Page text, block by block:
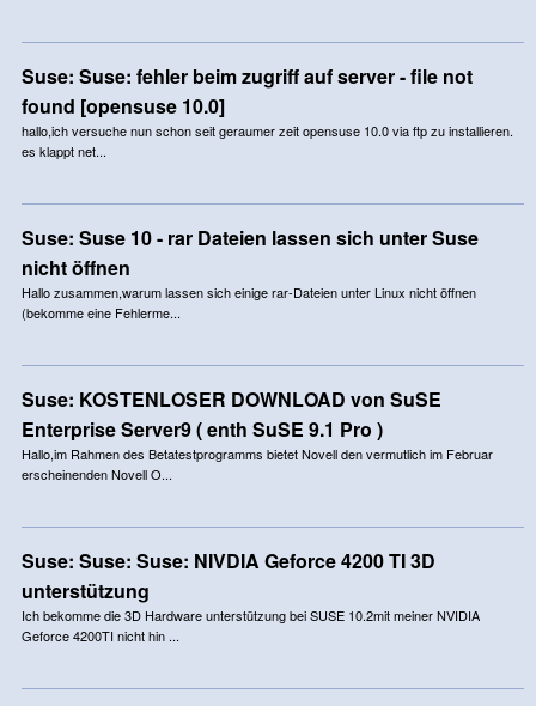
Suse: Suse: fehler beim zugriff auf server - file not
found [opensuse 10.0]
hallo,ich versuche nun schon seit geraumer zeit opensuse 10.0 via ftp zu installieren.
es klappt net...
Suse: Suse 10 - rar Dateien lassen sich unter Suse
nicht öffnen
Hallo zusammen,warum lassen sich einige rar-Dateien unter Linux nicht öffnen
(bekomme eine Fehlerme...
Suse: KOSTENLOSER DOWNLOAD von SuSE
Enterprise Server9 ( enth SuSE 9.1 Pro )
Hallo,im Rahmen des Betatestprogramms bietet Novell den vermutlich im Februar
erscheinenden Novell O...
Suse: Suse: Suse: NIVDIA Geforce 4200 TI 3D
unterstützung
Ich bekomme die 3D Hardware unterstützung bei SUSE 10.2mit meiner NVIDIA
Geforce 4200TI nicht hin ...